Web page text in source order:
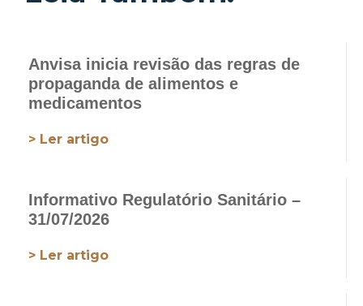
Anvisa inicia revisão das regras de
propaganda de alimentos e
medicamentos
> Ler artigo
Informativo Regulatório Sanitário –
31/07/2026
> Ler artigo